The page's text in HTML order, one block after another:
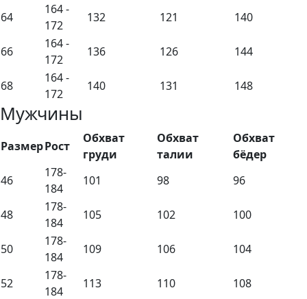
64
164 -
172
132 121 140
66
164 -
172
136 126 144
68
164 -
172
140 131 148
Мужчины
РазмерРост
Обхват
груди
Обхват
талии
Обхват
бёдер
46
178-
184
101 98 96
48
178-
184
105 102 100
50
178-
184
109 106 104
52
178-
184
113 110 108